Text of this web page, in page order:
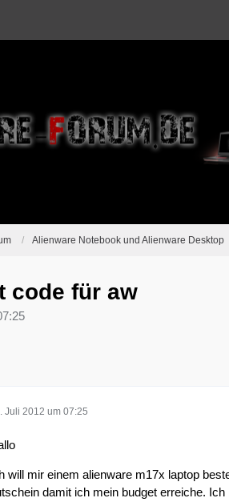
Alienware Notebook und Alienware Desktop
code für aw
Juli 2012 um 07:25
will mir einem alienware m17x laptop
damit ich mein budget erreiche.